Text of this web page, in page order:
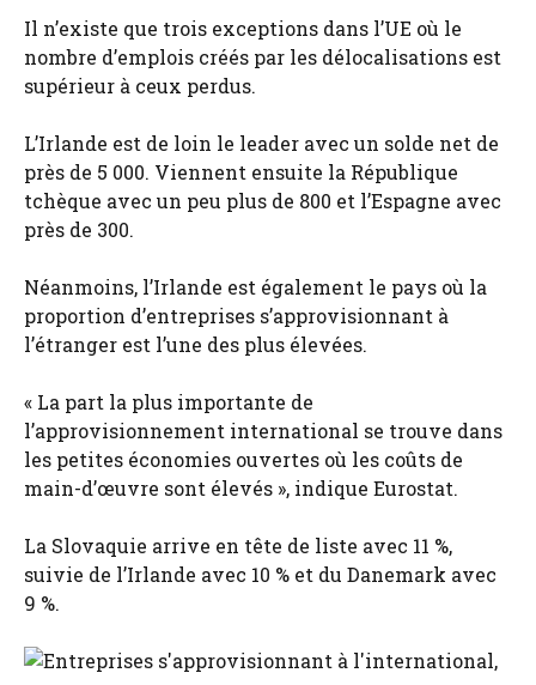
Il n’existe que trois exceptions dans l’UE où le
nombre d’emplois créés par les délocalisations est
supérieur à ceux perdus.
L’Irlande est de loin le leader avec un solde net de
près de 5 000. Viennent ensuite la République
tchèque avec un peu plus de 800 et l’Espagne avec
près de 300.
Néanmoins, l’Irlande est également le pays où la
proportion d’entreprises s’approvisionnant à
l’étranger est l’une des plus élevées.
« La part la plus importante de
l’approvisionnement international se trouve dans
les petites économies ouvertes où les coûts de
main-d’œuvre sont élevés », indique Eurostat.
La Slovaquie arrive en tête de liste avec 11 %,
suivie de l’Irlande avec 10 % et du Danemark avec
9 %.